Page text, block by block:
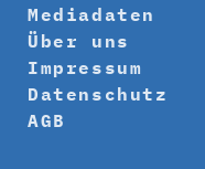
Mediadaten
Über uns
Impressum
Datenschutz
AGB